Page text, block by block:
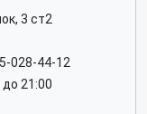
3 ст2
028-44-12
21:00